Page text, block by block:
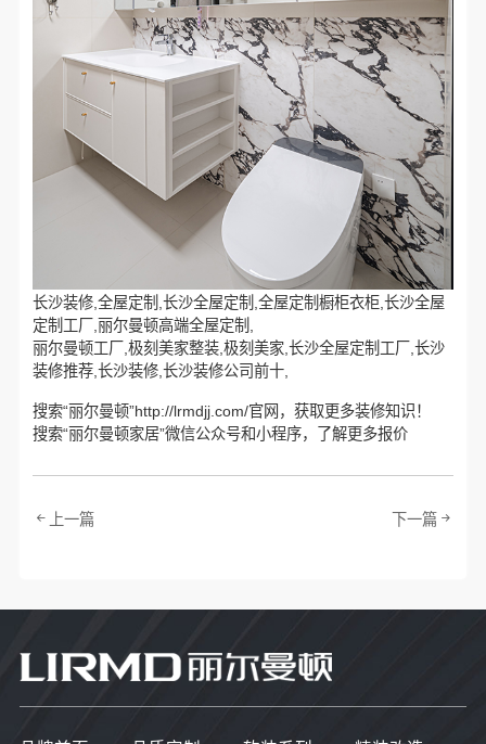
长沙装修,全屋定制,长沙全屋定制,全屋定制橱柜衣柜,长沙全屋
定制工厂,丽尔曼顿高端全屋定制,
丽尔曼顿工厂,极刻美家整装,极刻美家,长沙全屋定制工厂,长沙
装修推荐,长沙装修,长沙装修公司前十,
搜索“丽尔曼顿”http://lrmdjj.com/官网，获取更多装修知识！
搜索“丽尔曼顿家居”微信公众号和小程序，了解更多报价
上一篇 下一篇